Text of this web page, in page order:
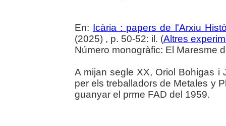
En: Icària : papers de l'Arxiu
(2025) , p. 50-52: il. (Altres
Número monogràfic: El Maresme
A mijan segle XX, Oriol Bohigas i
per els treballadors de Metales y
guanyar el prme FAD del 1959.